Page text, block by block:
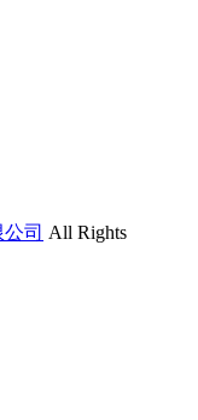
司 All Rights